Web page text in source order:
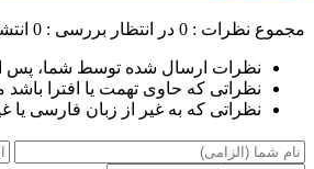
مجموع نظرات : 0 در انتظار بررسی : 0
نظرات ارسال شده توسط شما، پس
نظراتی که حاوی تهمت یا افترا
نظراتی که به غیر از زبان فارسی یا